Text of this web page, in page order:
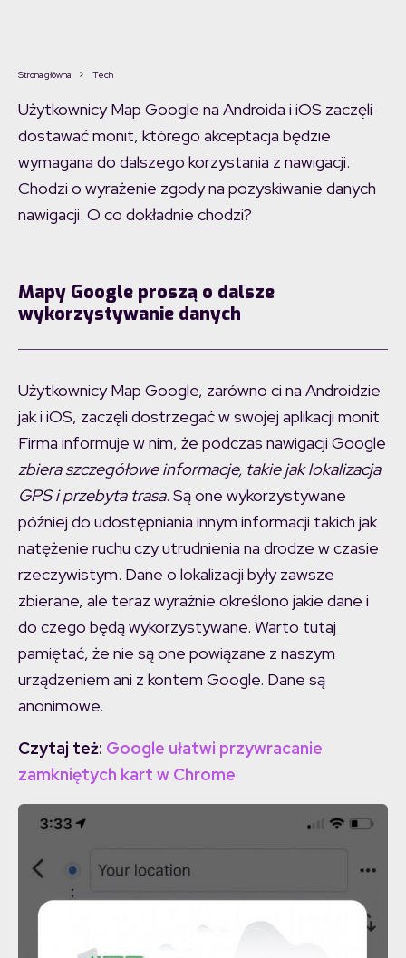
Strona główna Tech
Użytkownicy Map Google na Androida i iOS zaczęli
dostawać monit, którego akceptacja będzie
wymagana do dalszego korzystania z nawigacji.
Chodzi o wyrażenie zgody na pozyskiwanie danych
nawigacji. O co dokładnie chodzi?
Mapy Google proszą o dalsze
wykorzystywanie danych
Użytkownicy Map Google, zarówno ci na Androidzie
jak i iOS, zaczęli dostrzegać w swojej aplikacji monit.
Firma informuje w nim, że podczas nawigacji Google
zbiera szczegółowe informacje, takie jak lokalizacja
GPS i przebyta trasa. Są one wykorzystywane
później do udostępniania innym informacji takich jak
natężenie ruchu czy utrudnienia na drodze w czasie
rzeczywistym. Dane o lokalizacji były zawsze
zbierane, ale teraz wyraźnie określono jakie dane i
do czego będą wykorzystywane. Warto tutaj
pamiętać, że nie są one powiązane z naszym
urządzeniem ani z kontem Google. Dane są
anonimowe.
Czytaj też: Google ułatwi przywracanie
zamkniętych kart w Chrome